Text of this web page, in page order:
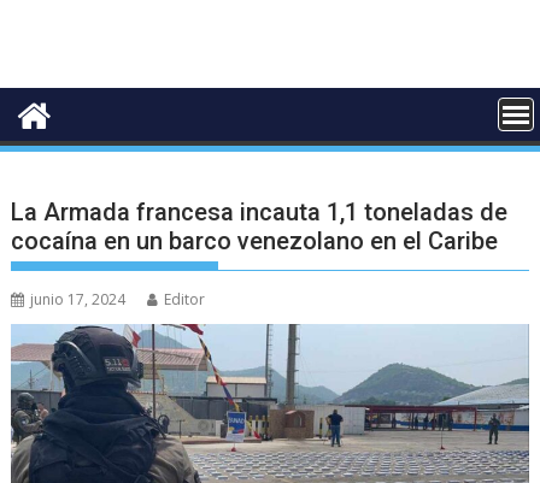
La Armada francesa incauta 1,1 toneladas de
cocaína en un barco venezolano en el Caribe
junio 17, 2024 Editor